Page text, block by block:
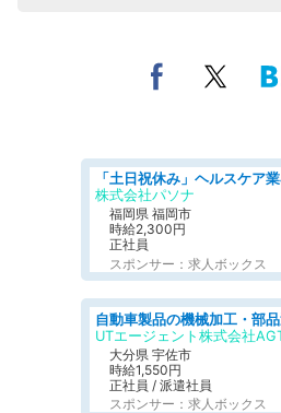
株式会社パソナ
福岡県 福岡市
時給2,300円
正社員
スポンサー：求人ボックス
大分県 宇佐市
時給1,550円
正社員 / 派遣社員
スポンサー：求人ボックス